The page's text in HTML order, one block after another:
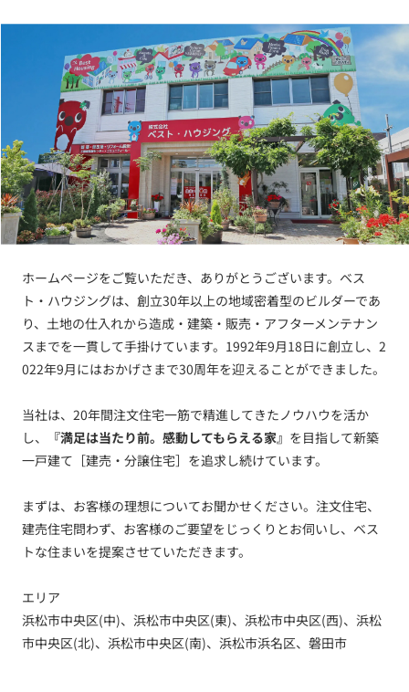
ホームページをご覧いただき、ありがとうございます。ベス
ト・ハウジングは、創立30年以上の地域密着型のビルダーであ
り、土地の仕入れから造成・建築・販売・アフターメンテナン
スまでを一貫して手掛けています。1992年9月18日に創立し、2
022年9月にはおかげさまで30周年を迎えることができました。
当社は、20年間注文住宅一筋で精進してきたノウハウを活か
し、
『満足は当たり前。感動してもらえる家』 を目指して新築
一戸建て［建売・分譲住宅］を追求し続けています。
まずは、お客様の理想についてお聞かせください。注文住宅、
建売住宅問わず、お客様のご要望をじっくりとお伺いし、ベス
トな住まいを提案させていただきます。
エリア
浜松市中央区(中)、浜松市中央区(東)、浜松市中央区(西)、浜松
市中央区(北)、浜松市中央区(南)、浜松市浜名区、磐田市